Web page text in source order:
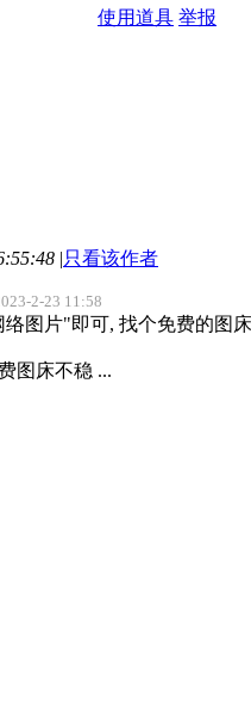
使用道具 举报
|只看该作者
2-23 11:58
图片"即可, 找个免费的图
图床不稳 ...